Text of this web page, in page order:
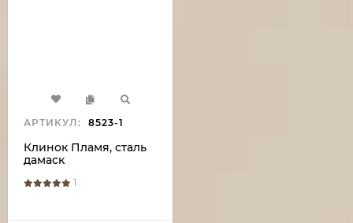
АРТИКУЛ: 8523-1
Клинок Пламя, сталь
дамаск
1